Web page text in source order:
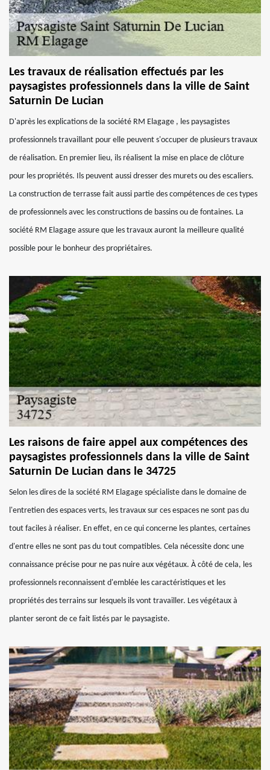
Les travaux de réalisation effectués par les
paysagistes professionnels dans la ville de Saint
Saturnin De Lucian
D'après les explications de la société RM Elagage , les paysagistes
professionnels travaillant pour elle peuvent s'occuper de plusieurs travaux
de réalisation. En premier lieu, ils réalisent la mise en place de clôture
pour les propriétés. Ils peuvent aussi dresser des murets ou des escaliers.
La construction de terrasse fait aussi partie des compétences de ces types
de professionnels avec les constructions de bassins ou de fontaines. La
société RM Elagage assure que les travaux auront la meilleure qualité
possible pour le bonheur des propriétaires.
Les raisons de faire appel aux compétences des
paysagistes professionnels dans la ville de Saint
Saturnin De Lucian dans le 34725
Selon les dires de la société RM Elagage spécialiste dans le domaine de
l'entretien des espaces verts, les travaux sur ces espaces ne sont pas du
tout faciles à réaliser. En effet, en ce qui concerne les plantes, certaines
d'entre elles ne sont pas du tout compatibles. Cela nécessite donc une
connaissance précise pour ne pas nuire aux végétaux. À côté de cela, les
professionnels reconnaissent d'emblée les caractéristiques et les
propriétés des terrains sur lesquels ils vont travailler. Les végétaux à
planter seront de ce fait listés par le paysagiste.